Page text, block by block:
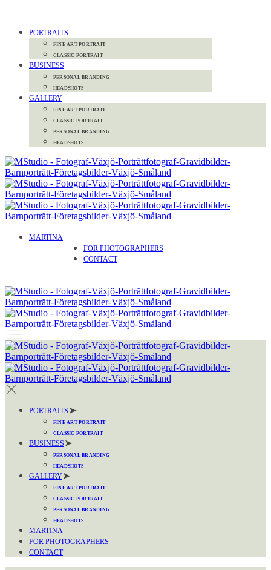
PORTRAITS
FINE ART PORTRAIT
CLASSIC PORTRAIT
BUSINESS
PERSONAL BRANDING
HEADSHOTS
GALLERY
FINE ART PORTRAIT
CLASSIC PORTRAIT
PERSONAL BRANDING
HEADSHOTS
MARTINA
FOR PHOTOGRAPHERS
CONTACT
PORTRAITS
FINE ART PORTRAIT
CLASSIC PORTRAIT
BUSINESS
PERSONAL BRANDING
HEADSHOTS
GALLERY
FINE ART PORTRAIT
CLASSIC PORTRAIT
PERSONAL BRANDING
HEADSHOTS
MARTINA
FOR PHOTOGRAPHERS
CONTACT